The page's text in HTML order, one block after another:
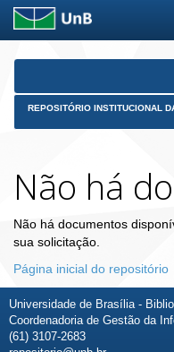
Skip
REPOSITÓRIO INSTITUCIONAL
Não há
Não há documentos
sua solicitação.
Página inicial do repositório
Universidade de Brasília -
Coordenadoria de Gestão da
(61) 3107-2683